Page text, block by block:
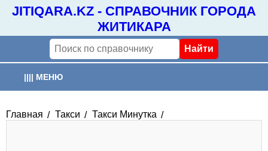
JITIQARA.KZ - СПРАВОЧНИК ГОРОДА
ЖИТИКАРА
|||| МЕНЮ
Главная Такси Такси Минутка